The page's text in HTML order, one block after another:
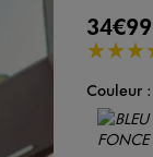
34€99
5/5 de
Couleur
Couleur :